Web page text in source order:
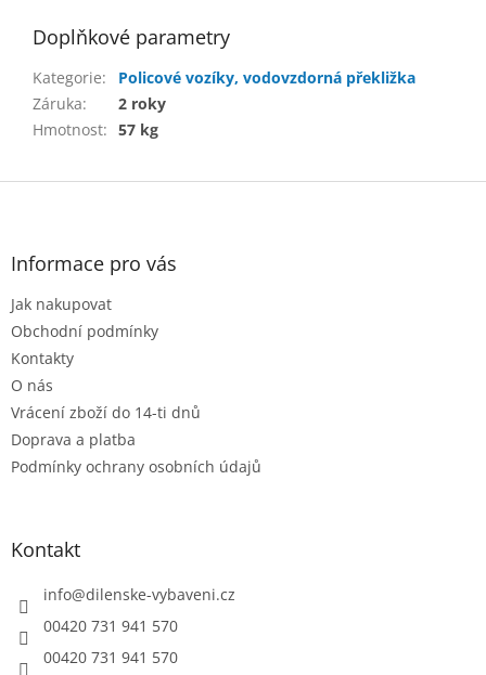
Doplňkové parametry
Kategorie:
Policové vozíky, vodovzdorná překližka
Záruka:
2 roky
Hmotnost: 57 kg
Z
Informace pro vás
Jak nakupovat
Obchodní podmínky
Kontakty
O nás
Vrácení zboží do 14-ti dnů
Doprava a platba
Podmínky ochrany osobních údajů
Kontakt
info@dilenske-vybaveni.cz
00420 731 941 570
00420 731 941 570